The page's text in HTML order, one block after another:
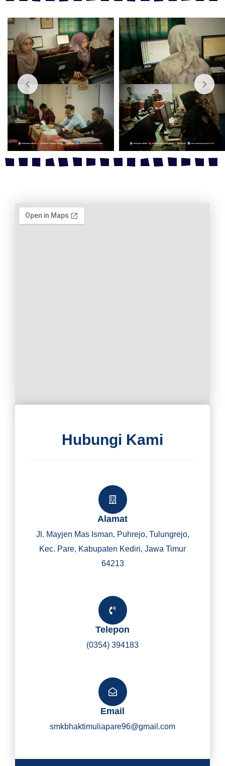
Y
I
Hubungi Kami
Alamat
Jl. Mayjen Mas Isman, Puhrejo, Tulungrejo,
Kec. Pare, Kabupaten Kediri, Jawa Timur
64213
Telepon
(0354) 394183
Email
smkbhaktimuliapare96@gmail.com